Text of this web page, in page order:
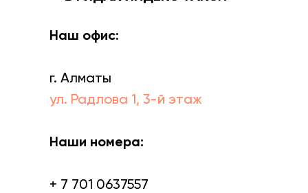
Наш офис:
г. Алматы
ул. Радлова 1, 3-й этаж
Наши номера:
+ 7 701 0637557